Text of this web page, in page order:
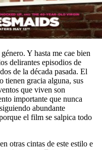
Y hasta me cae bien
delirantes episodios de
de la década pasada. El
tienen gracia alguna, sus
que viven son
importante que nunca
abundante
el film se salpica todo
otras cintas de este estilo e